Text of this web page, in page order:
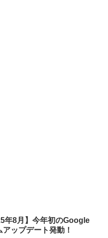
年8月】今年初のGoogle
アップデート発動！